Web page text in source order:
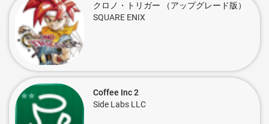
クロノ・トリガー （アップグレード版）
SQUARE ENIX
Coffee Inc 2
Side Labs LLC